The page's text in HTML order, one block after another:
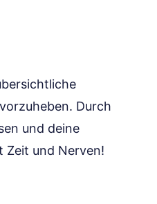
Durch
und deine
Zeit und Nerven!